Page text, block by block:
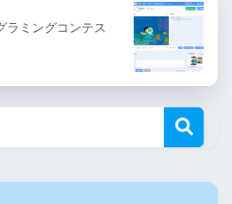
ラミングコンテス